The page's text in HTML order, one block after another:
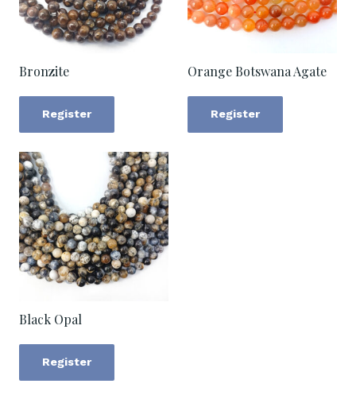
Bronzite
Register
Orange Botswana Agate
Register
Black Opal
Register